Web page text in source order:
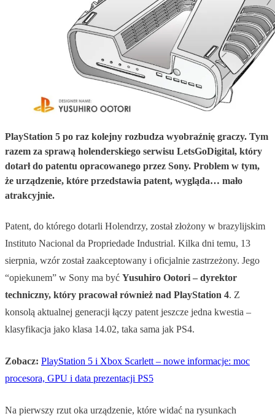
PlayStation 5 po raz kolejny rozbudza wyobraźnię graczy. Tym
razem za sprawą holenderskiego serwisu LetsGoDigital, który
dotarł do patentu opracowanego przez Sony. Problem w tym,
że urządzenie, które przedstawia patent, wygląda… mało
atrakcyjnie.
Patent, do którego dotarli Holendrzy, został złożony w brazylijskim
Instituto Nacional da Propriedade Industrial. Kilka dni temu, 13
sierpnia, wzór został zaakceptowany i oficjalnie zastrzeżony. Jego
“opiekunem” w Sony ma być Yusuhiro Ootori – dyrektor
techniczny, który pracował również nad PlayStation 4. Z
konsolą aktualnej generacji łączy patent jeszcze jedna kwestia –
klasyfikacja jako klasa 14.02, taka sama jak PS4.
Zobacz: PlayStation 5 i Xbox Scarlett – nowe informacje: moc
procesora, GPU i data prezentacji PS5
Na pierwszy rzut oka urządzenie, które widać na rysunkach